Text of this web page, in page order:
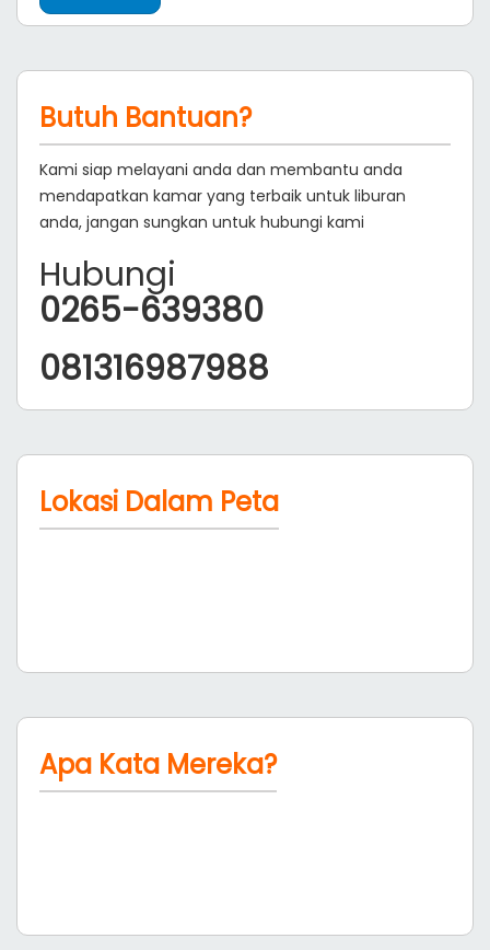
Butuh Bantuan?
Kami siap melayani anda dan membantu anda
mendapatkan kamar yang terbaik untuk liburan
anda, jangan sungkan untuk hubungi kami
Hubungi
0265-639380
081316987988
Lokasi Dalam Peta
Apa Kata Mereka?